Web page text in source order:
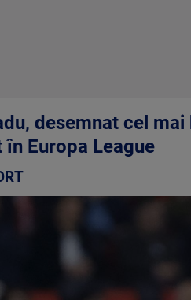
desemnat cel
Europa League